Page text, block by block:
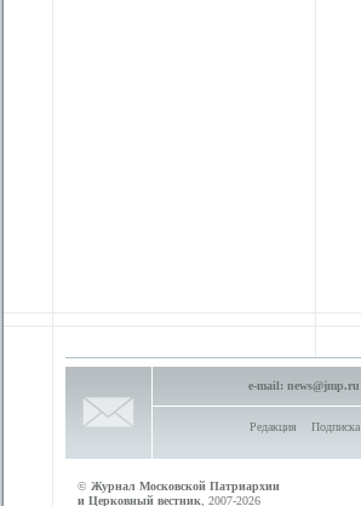
e-mail: news@jmp.ru
Редакция Подписка
© Журнал Московской Патриархии
и Церковный вестник , 2007-2026